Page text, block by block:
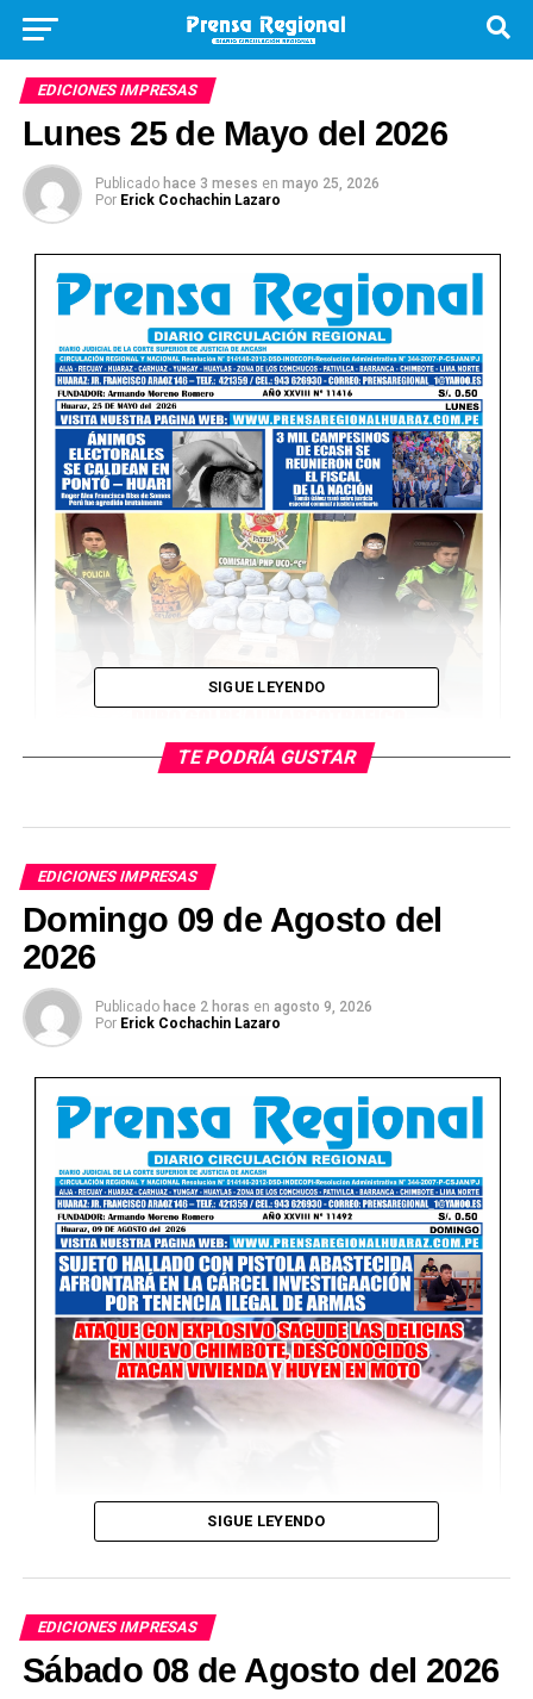
EDICIONES IMPRESAS
Lunes 25 de Mayo del 2026
Publicado hace 3 meses en mayo 25, 2026
Por Erick Cochachin Lazaro
TEMAS RELACIONADOS:
Martes 26 de Mayo del 2026
NO TE PIERDAS
Domingo 24 de Mayo del 2026
SIGUE LEYENDO
TE PODRÍA GUSTAR
EDICIONES IMPRESAS
Domingo 09 de Agosto del
2026
Publicado hace 2 horas en agosto 9, 2026
Por Erick Cochachin Lazaro
SIGUE LEYENDO
EDICIONES IMPRESAS
Sábado 08 de Agosto del 2026